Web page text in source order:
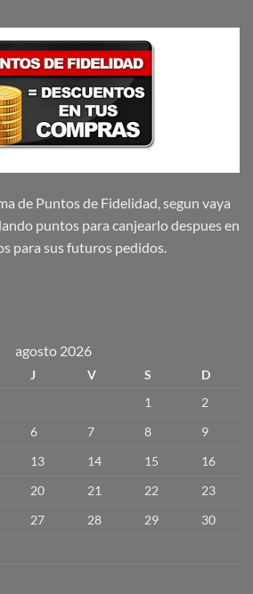
de Puntos de Fidelidad, segun vaya
puntos para canjearlo despues en
para sus futuros pedidos.
agosto 2026
J V S
D
1
2
6 7 8
9
13 14 15
16
20 21 22
23
27 28 29
30